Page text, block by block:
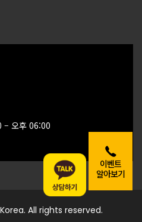
이벤트
알아보기
– 오후 06:00
All rights reserved.